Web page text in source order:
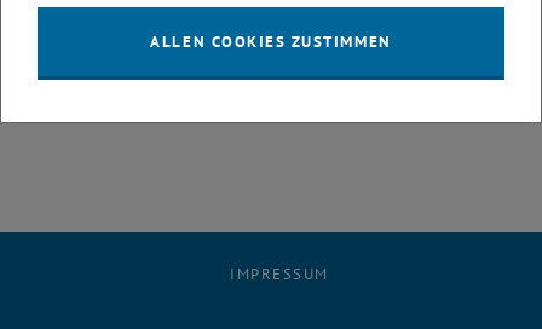
Telefon: +43 1 58801 191 411
E-Mail:secretariat@par.tuwien.ac.at
IMPRESSUM
ALLEN COOKIES ZUSTIMMEN